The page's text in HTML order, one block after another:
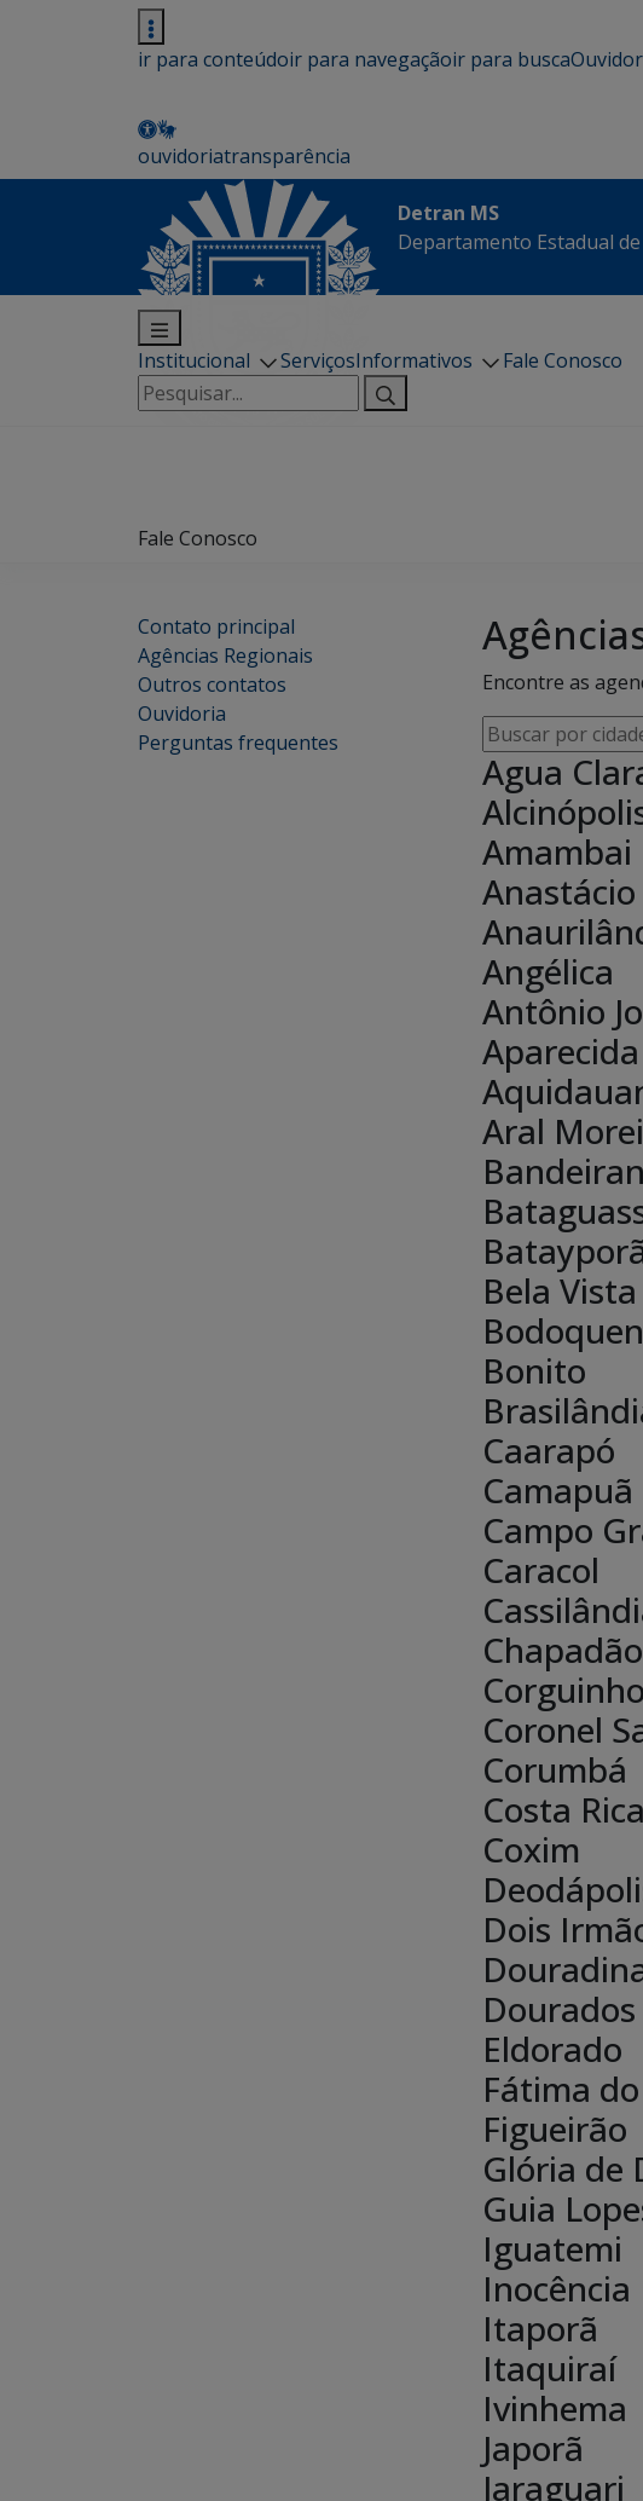
ir para conteúdoir para navegaçãoir para busca
ouvidoriatransparência
Detran MS
Departamento Estadual
Institucional ServiçosInformativos
Fale Conosco
Pesquisar
por:
Fale Conosco
Contato principal
Agências Regionais
Outros contatos
Ouvidoria
Perguntas frequentes
Encontre as
Buscar
por
cidade,
unidade,
responsável,
endereço
Agua
Amambai
Anastácio
Angélica
Antônio
Aral
Bela Vista
Bonito
Caarapó
Camapuã
Campo
Caracol
Corguinho
Coronel
Corumbá
Costa Rica
Coxim
Dois
Dourados
Eldorado
Fátima
Figueirão
Glória de
Guia
Iguatemi
Inocência
Itaporã
Itaquiraí
Ivinhema
Japorã
Jaraguari